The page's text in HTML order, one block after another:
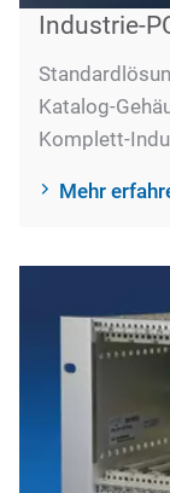
Industrie-
Katalog-
Komplett-
Mehr